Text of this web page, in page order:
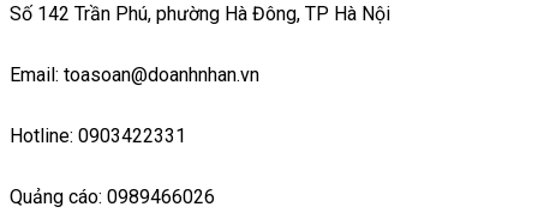
Số 142 Trần Phú, phường Hà Đông, TP Hà Nội
Email: toasoan@doanhnhan.vn
Hotline: 0903422331
Quảng cáo: 0989466026